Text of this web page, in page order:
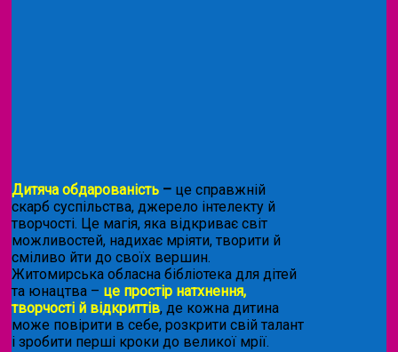
Дитяча обдарованість – це справжній
скарб суспільства, джерело інтелекту й
творчості. Це магія, яка відкриває світ
можливостей, надихає мріяти, творити й
сміливо йти до своїх вершин.
Житомирська обласна бібліотека для дітей
та юнацтва – це простір натхнення,
творчості й відкриттів, де кожна дитина
може повірити в себе, розкрити свій талант
і зробити перші кроки до великої мрії.